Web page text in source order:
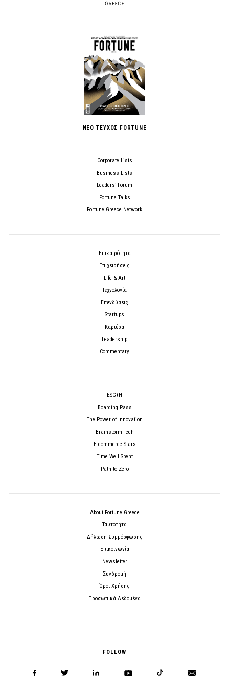
ΝΕΟ ΤΕΥΧΟΣ FORTUNE
Corporate Lists
Business Lists
Leaders’ Forum
Fortune Talks
Fortune Greece Network
Επικαιρότητα
Επιχειρήσεις
Life & Art
Τεχνολογία
Επενδύσεις
Startups
Καριέρα
Leadership
Commentary
ESG+H
Boarding Pass
The Power of Innovation
Brainstorm Tech
E-commerce Stars
Time Well Spent
Path to Zero
About Fortune Greece
Ταυτότητα
Δήλωση Συμμόρφωσης
Επικοινωνία
Newsletter
Συνδρομή
Όροι Χρήσης
Προσωπικά Δεδομένα
FOLLOW